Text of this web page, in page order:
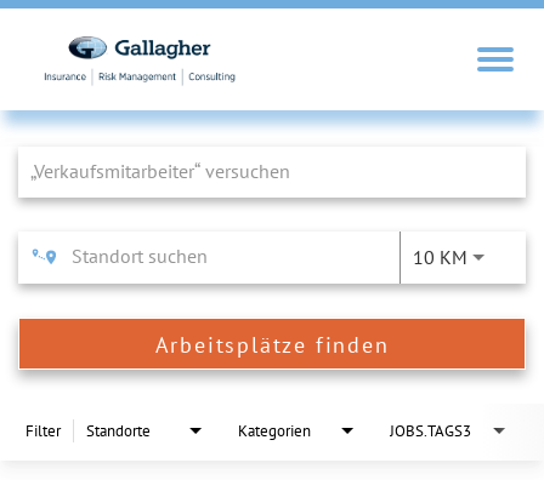
Job Search Page
10 KM
Arbeitsplätze finden
Filter Standorte Kategorien JOBS.TAGS3